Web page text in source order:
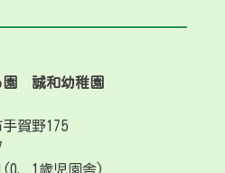
誠和幼稚園
賀野175
1歳児園舎)